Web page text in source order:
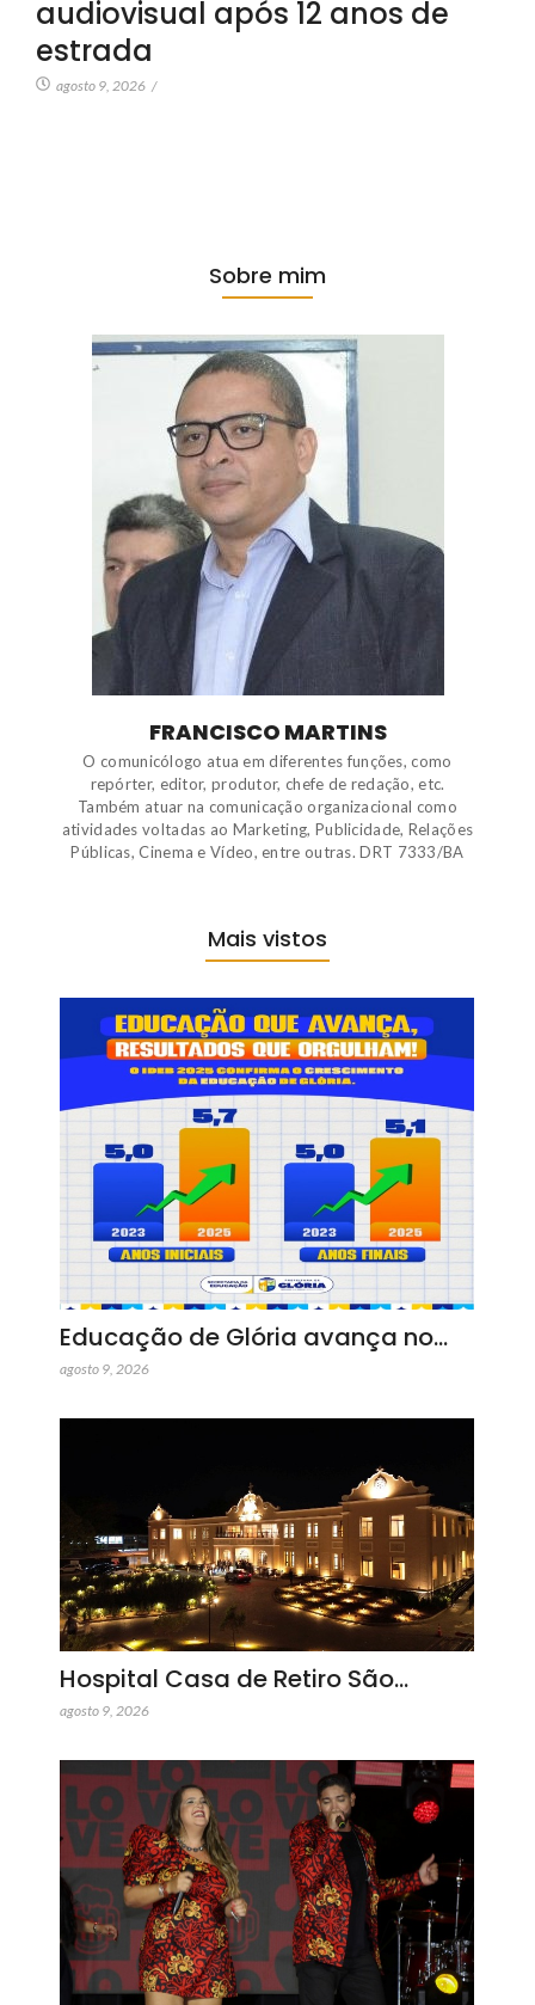
audiovisual após 12 anos de
estrada
agosto 9, 2026 /
Sobre mim
FRANCISCO MARTINS
O comunicólogo atua em diferentes funções, como
repórter, editor, produtor, chefe de redação, etc.
Também atuar na comunicação organizacional como
atividades voltadas ao Marketing, Publicidade, Relações
Públicas, Cinema e Vídeo, entre outras. DRT 7333/BA
Mais vistos
Educação de Glória avança no…
agosto 9, 2026
Hospital Casa de Retiro São…
agosto 9, 2026